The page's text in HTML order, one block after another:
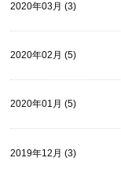
2020年03月 (3)
2020年02月 (5)
2020年01月 (5)
2019年12月 (3)